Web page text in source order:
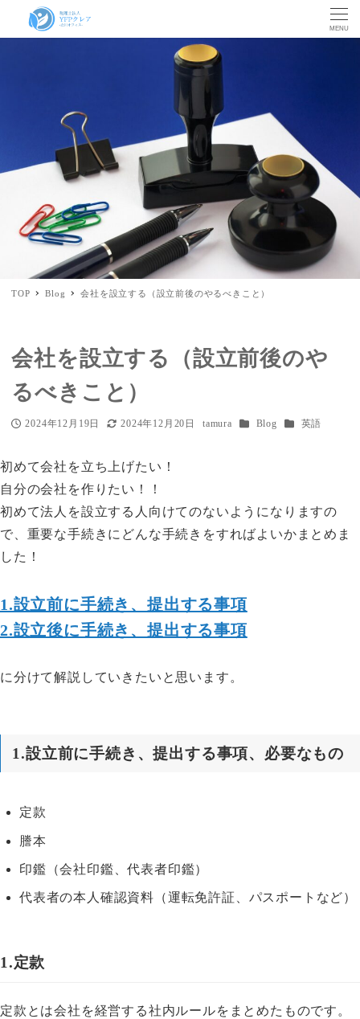
MENU
TOP Blog 会社を設立する（設立前後のやるべきこと）
会社を設立する（設立前後のや
るべきこと）
投稿日
2024年12月19日
更新日
2024年12月20日 tamura カテゴリー
Blog カテゴリー
英語
初めて会社を立ち上げたい！
自分の会社を作りたい！！
初めて法人を設立する人向けてのないようになりますの
で、重要な手続きにどんな手続きをすればよいかまとめま
した！
1.設立前に手続き、提出する事項
2.設立後に手続き、提出する事項
に分けて解説していきたいと思います。
1.設立前に手続き、提出する事項、必要なもの
定款
謄本
印鑑（会社印鑑、代表者印鑑）
代表者の本人確認資料（運転免許証、パスポートなど）
1.定款
定款とは会社を経営する社内ルールをまとめたものです。